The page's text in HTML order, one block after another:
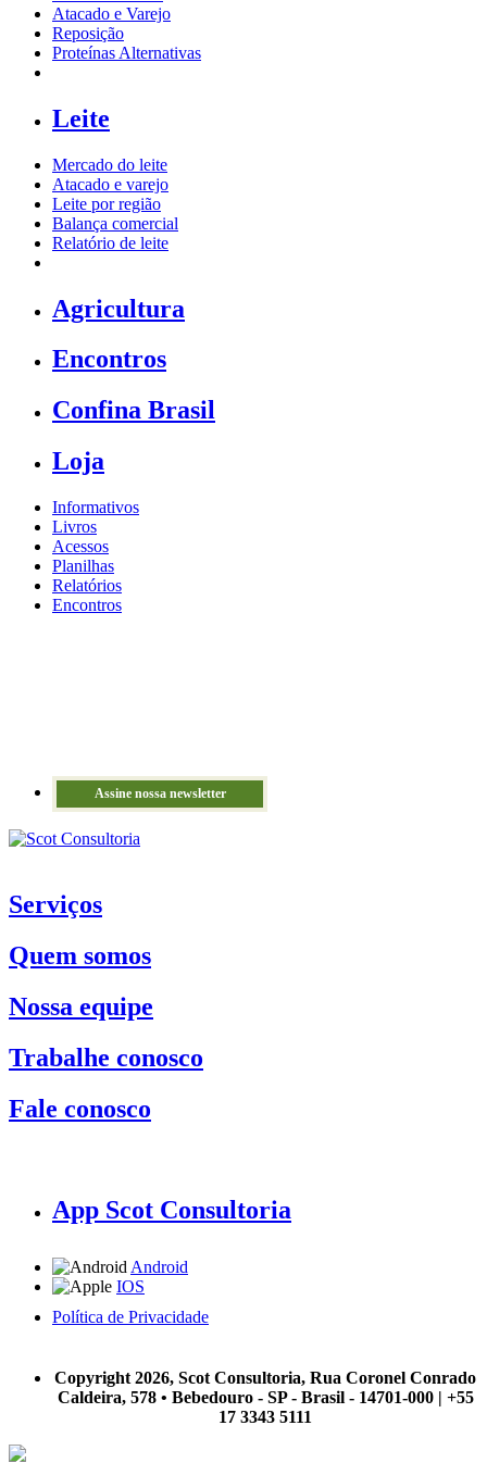
Atacado e Varejo
Reposição
Proteínas Alternativas
Leite
Mercado do leite
Atacado e varejo
Leite por região
Balança comercial
Relatório de leite
Agricultura
Encontros
Confina Brasil
Loja
Informativos
Livros
Acessos
Planilhas
Relatórios
Encontros
Assine nossa newsletter
Serviços
Quem somos
Nossa equipe
Trabalhe conosco
Fale conosco
App Scot Consultoria
Android
IOS
Política de Privacidade
Copyright 2026, Scot Consultoria, Rua Coronel Conrado
Caldeira, 578 • Bebedouro - SP - Brasil - 14701-000 | +55
17 3343 5111